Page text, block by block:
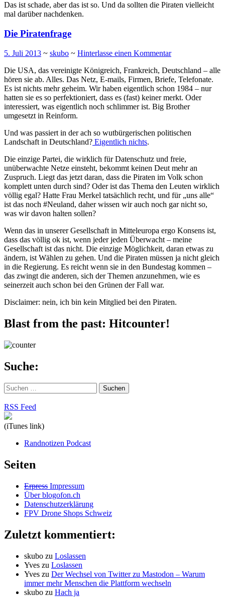
Das ist schade, aber das ist so. Und da sollten die Piraten vielleicht
mal darüber nachdenken.
Die Piratenfrage
5. Juli 2013 ~ skubo ~ Hinterlasse einen Kommentar
Die USA, das vereinigte Königreich, Frankreich, Deutschland – alle
hören sie ab. Alles. Das Netz, E-mails, Firmen, Briefe, Telefonate.
Es ist nichts mehr geheim. Wir haben eigentlich schon 1984 – nur
hatten sie es so perfektioniert, dass es (fast) keiner merkt. Oder
interessiert, was eigentlich noch schlimmer ist. Big Brother
umgesetzt in Reinform.
Und was passiert in der ach so wutbürgerischen politischen
Landschaft in Deutschland? Eigentlich nichts.
Die einzige Partei, die wirklich für Datenschutz und freie,
unüberwachte Netze einsteht, bekommt keinen Deut mehr an
Zuspruch. Liegt das jetzt daran, dass die Piraten im Volk schon
komplett unten durch sind? Oder ist das Thema den Leuten wirklich
völlig egal? Hatte Frau Merkel tatsächlich recht, und für „uns alle“
ist das noch #Neuland, daher wissen wir auch noch gar nicht so,
was wir davon halten sollen?
Wenn das in unserer Gesellschaft in Mitteleuropa ergo Konsens ist,
dass das völlig ok ist, wenn jeder jeden Überwacht – meine
Gesellschaft ist das nicht. Die einzige Möglichkeit, daran etwas zu
ändern, ist Wählen zu gehen. Und die Piraten müssen ja nicht gleich
in die Regierung. Es reicht wenn sie in den Bundestag kommen –
das zwingt die anderen, sich der Themen anzunehmen, wie es
seinerzeit auch schon bei den Grünen der Fall war.
Disclaimer: nein, ich bin kein Mitglied bei den Piraten.
Blast from the past: Hitcounter!
Suche:
Suchen
nach:
RSS Feed
(iTunes link)
Randnotizen Podcast
Seiten
Erpress Impressum
Über blogofon.ch
Datenschutzerklärung
FPV Drone Shops Schweiz
Zuletzt kommentiert:
skubo zu Loslassen
Yves zu Loslassen
Yves zu Der Wechsel von Twitter zu Mastodon – Warum
immer mehr Menschen die Plattform wechseln
skubo zu Hach ja